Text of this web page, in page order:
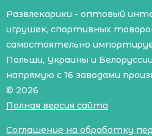
Развлекарики - оптовый
игрушек, спортивных
самостоятельно
Польши, Украины и
напрямую с 16 заводами
© 2026
Полная версия сайта
Соглашение на обработку